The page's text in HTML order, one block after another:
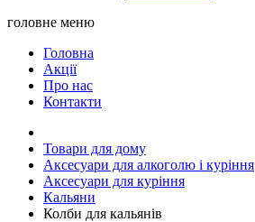
головне меню
Головна
Акції
Про нас
Контакти
Товари для дому
Аксесуари для алкоголю і куріння
Аксесуари для куріння
Кальяни
Колби для кальянів